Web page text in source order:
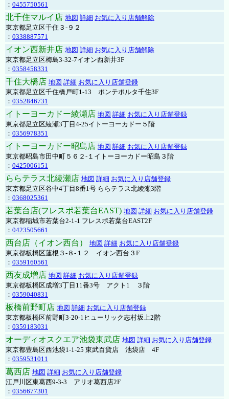
： 0455750561
北千住マルイ店 地図 詳細 お気に入り店舗解除
東京都足立区千住３-９２
： 0338887571
イオン西新井店 地図 詳細 お気に入り店舗解除
東京都足立区梅島3-32-7イオン西新井3F
： 0358458331
千住大橋店 地図 詳細 お気に入り店舗登録
東京都足立区千住橋戸町1-13 ポンテポルタ千住3F
： 0352846731
イトーヨーカドー綾瀬店 地図 詳細 お気に入り店舗登録
東京都足立区綾瀬3丁目4-25イトーヨーカドー５階
： 0356978351
イトーヨーカドー昭島店 地図 詳細 お気に入り店舗登録
東京都昭島市田中町５６２-１イトーヨーカドー昭島３階
： 0425006151
ららテラス北綾瀬店 地図 詳細 お気に入り店舗登録
東京都足立区谷中4丁目8番1号 ららテラス北綾瀬3階
： 0368025361
若葉台店(フレスポ若葉台EAST) 地図 詳細 お気に入り店舗登録
東京都稲城市若葉台2-1-1 フレスポ若葉台EAST2F
： 0423505661
西台店（イオン西台） 地図 詳細 お気に入り店舗登録
東京都板橋区蓮根３-８-１２ イオン西台３F
： 0359160561
西友成増店 地図 詳細 お気に入り店舗登録
東京都板橋区成増3丁目11番3号 アクト1 ３階
： 0359040831
板橋前野町店 地図 詳細 お気に入り店舗登録
東京都板橋区前野町3-20-1ヒューリック志村坂上2階
： 0359183031
オーディオスクエア池袋東武店 地図 詳細 お気に入り店舗登録
東京都豊島区西池袋1-1-25 東武百貨店 池袋店 4F
： 0359531011
葛西店 地図 詳細 お気に入り店舗登録
江戸川区東葛西9-3-3 アリオ葛西店2F
： 0356677301